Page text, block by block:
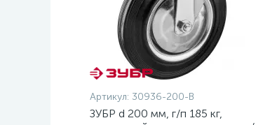
Артикул: 30936-200-B
ЗУБР d 200 мм, г/п 185 кг,